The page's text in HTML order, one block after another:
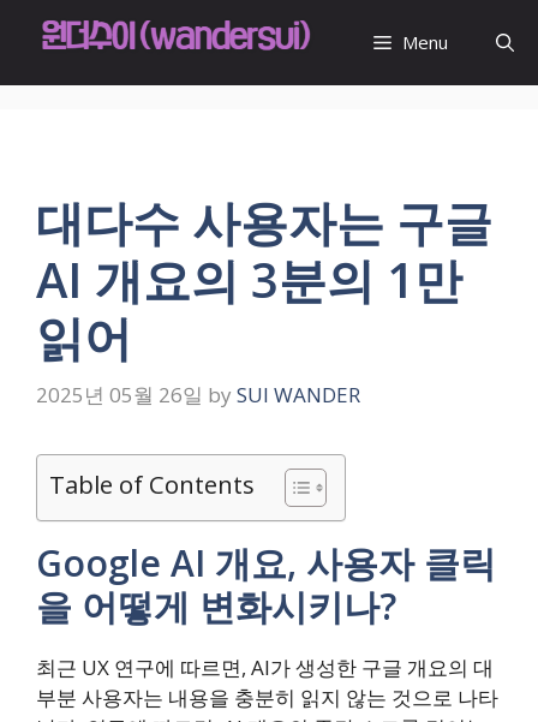
Menu
대다수 사용자는 구글
AI 개요의 3분의 1만
읽어
2025년 05월 26일 by SUI WANDER
Table of Contents
Google AI 개요, 사용자 클릭
을 어떻게 변화시키나?
최근 UX 연구에 따르면, AI가 생성한 구글 개요의 대
부분 사용자는 내용을 충분히 읽지 않는 것으로 나타